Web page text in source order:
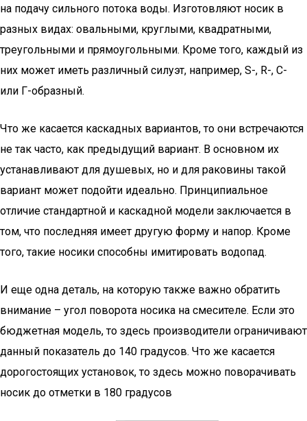
на подачу сильного потока воды. Изготовляют носик в
разных видах: овальными, круглыми, квадратными,
треугольными и прямоугольными. Кроме того, каждый из
них может иметь различный силуэт, например, S-, R-, C-
или Г-образный.
Что же касается каскадных вариантов, то они встречаются
не так часто, как предыдущий вариант. В основном их
устанавливают для душевых, но и для раковины такой
вариант может подойти идеально. Принципиальное
отличие стандартной и каскадной модели заключается в
том, что последняя имеет другую форму и напор. Кроме
того, такие носики способны имитировать водопад.
И еще одна деталь, на которую также важно обратить
внимание – угол поворота носика на смесителе. Если это
бюджетная модель, то здесь производители ограничивают
данный показатель до 140 градусов. Что же касается
дорогостоящих установок, то здесь можно поворачивать
носик до отметки в 180 градусов